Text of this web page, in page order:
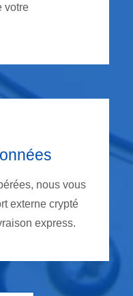
votre
nous vous
externe crypté
express.